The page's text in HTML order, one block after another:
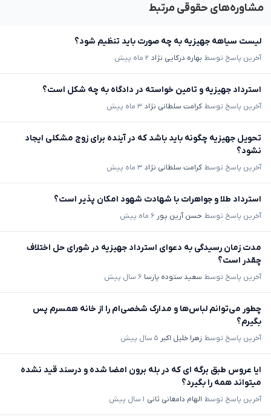
مشاوره‌های حقوقی مرتبط
لیست سیاهه جهیزیه به چه صورت باید تنظیم شود؟
آخرین پاسخ توسط بهاره درکایی نژاد ۲ ماه پیش
استرداد جهیزیه و تامین خواسته در دادگاه به چه شکل است؟
آخرین پاسخ توسط کرامت سلطانی نژاد ۳ ماه پیش
تحویل جهیزیه چگونه باید باشد که در آینده برای زوج مشکلی ایجاد
نشود؟
آخرین پاسخ توسط کرامت سلطانی نژاد ۳ ماه پیش
استرداد طلا و جواهرات با شهادت شهود امکان پذیر است؟
آخرین پاسخ توسط حسن آرین پور ۶ ماه پیش
مدت زمان رسیدگی به دعوای استرداد جهیزیه در شورای حل اختلاف
چقدر است؟
آخرین پاسخ توسط سعید ستوده پارسا ۶ سال پیش
چطور می‌توانم لباس‌ها و مدارک شخصی‌ام را از خانه همسرم پس
بگیرم؟
آخرین پاسخ توسط زهرا خلیل اکبر ۵ سال پیش
ایا عروس طبق برگه ای که در بله برون امضا شده و درسند قید نشده
میتواند همه را بگیرد؟
آخرین پاسخ توسط الهام دامغانی ثانی ۱ سال پیش